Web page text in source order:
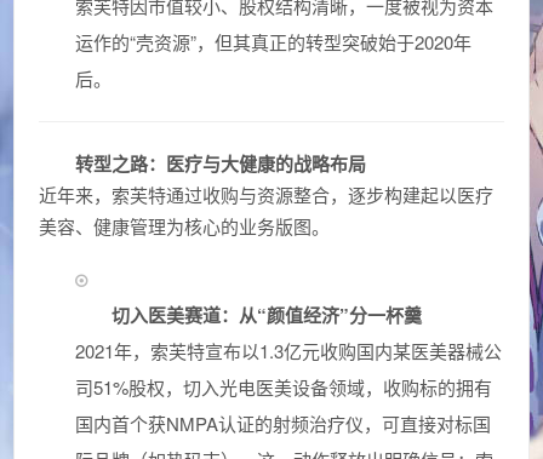
索芙特因市值较小、股权结构清晰，一度被视为资本
运作的“壳资源”，但其真正的转型突破始于2020年
后。
转型之路：医疗与大健康的战略布局
近年来，索芙特通过收购与资源整合，逐步构建起以医疗
美容、健康管理为核心的业务版图。
切入医美赛道：从“颜值经济”分一杯羹
2021年，索芙特宣布以1.3亿元收购国内某医美器械公
司51%股权，切入光电医美设备领域，收购标的拥有
国内首个获NMPA认证的射频治疗仪，可直接对标国